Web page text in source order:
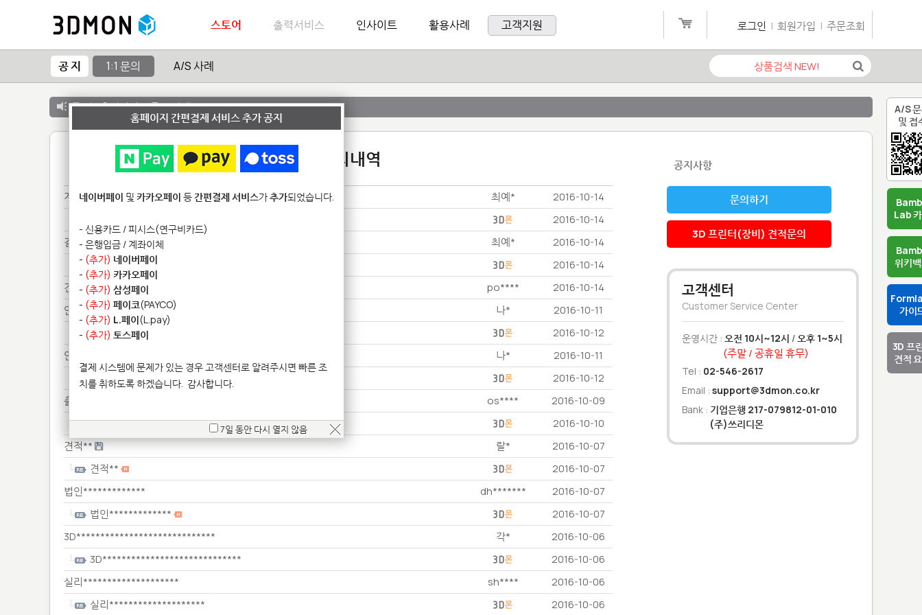
A/S
및 접
Lab
위키
가이
3D 프
견적
스토어 출력서비스 인사이트 활용사례 고객지원 로그인 | 회원가입 | 주문조회
공 지 1:1 문의 A/S 사례
공 지 :출력서비스 종료 안내
1:1 문의내역
계좌*** 최예* 2016-10-14
2016-10-14
결제************ 최예* 2016-10-14
결제************ 2016-10-14
견적** po**** 2016-10-14
안녕****************** 나* 2016-10-11
안녕****************** 2016-10-12
안녕****************** 나* 2016-10-11
안녕****************** 2016-10-12
출력*** os**** 2016-10-09
출력*** 2016-10-10
견적** 랄* 2016-10-07
견적** 2016-10-07
법인************* dh******* 2016-10-07
법인************* 2016-10-07
3D***************************** 각* 2016-10-06
3D***************************** 2016-10-06
실리******************** sh**** 2016-10-06
실리******************** 2016-10-06
공지사항
문의하기
3D 프린터(장비) 견적문의
고객센터
Customer Service Center
운영시간 : 오전 10시~12시 /오후 1~5시
(주말 / 공휴일 휴무)
Tel : 02-546-2617
Email : support@3dmon.co.kr
Bank : 기업은행 217-079812-01-010
(주)쓰리디몬
홈페이지 간편결제 서비스 추가 공지
네이버페이 및 카카오페이 등간편결제 서비스가추가되었습니다.
- 신용카드 / 피시스(연구비카드)
- 은행입금 / 계좌이체
- (추가) 네이버페이
- (추가) 카카오페이
- (추가) 삼성페이
- (추가) 페이코(PAYCO)
- (추가) L.페이(L.pay)
- (추가) 토스페이
결제 시스템에 문제가 있는 경우 고객센터로 알려주시면 빠른 조
치를 취하도록 하겠습니다. 감사합니다.
7일 동안 다시 열지 않음